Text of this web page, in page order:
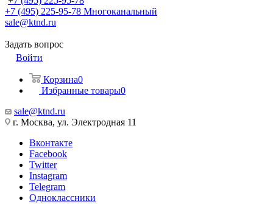
+7 (495) 225-95-78 Многоканальный
sale@ktnd.ru
Задать вопрос
Войти
Корзина0
Избранные товары0
sale@ktnd.ru
г. Москва, ул. Электродная 11
Вконтакте
Facebook
Twitter
Instagram
Telegram
Одноклассники